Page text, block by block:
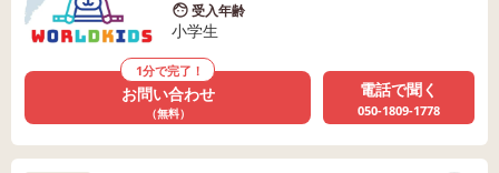
受入年齢
小学生
1分で完了！
お問い合わせ
（無料）
電話で聞く
050-1809-1778